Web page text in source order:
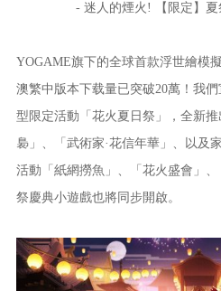
- 迷人的煙火! 【限定】
YOGAME旗下的全球首款浮世繪模
澳繁中版本下载量已突破20萬 ！我們
型限定活動「花火夏日祭」，全新
裊」、「武術家·花信年華」、以及
活動「紙網撈魚」、「花火盛會」
祭慶典小遊戲也將同步開啟。